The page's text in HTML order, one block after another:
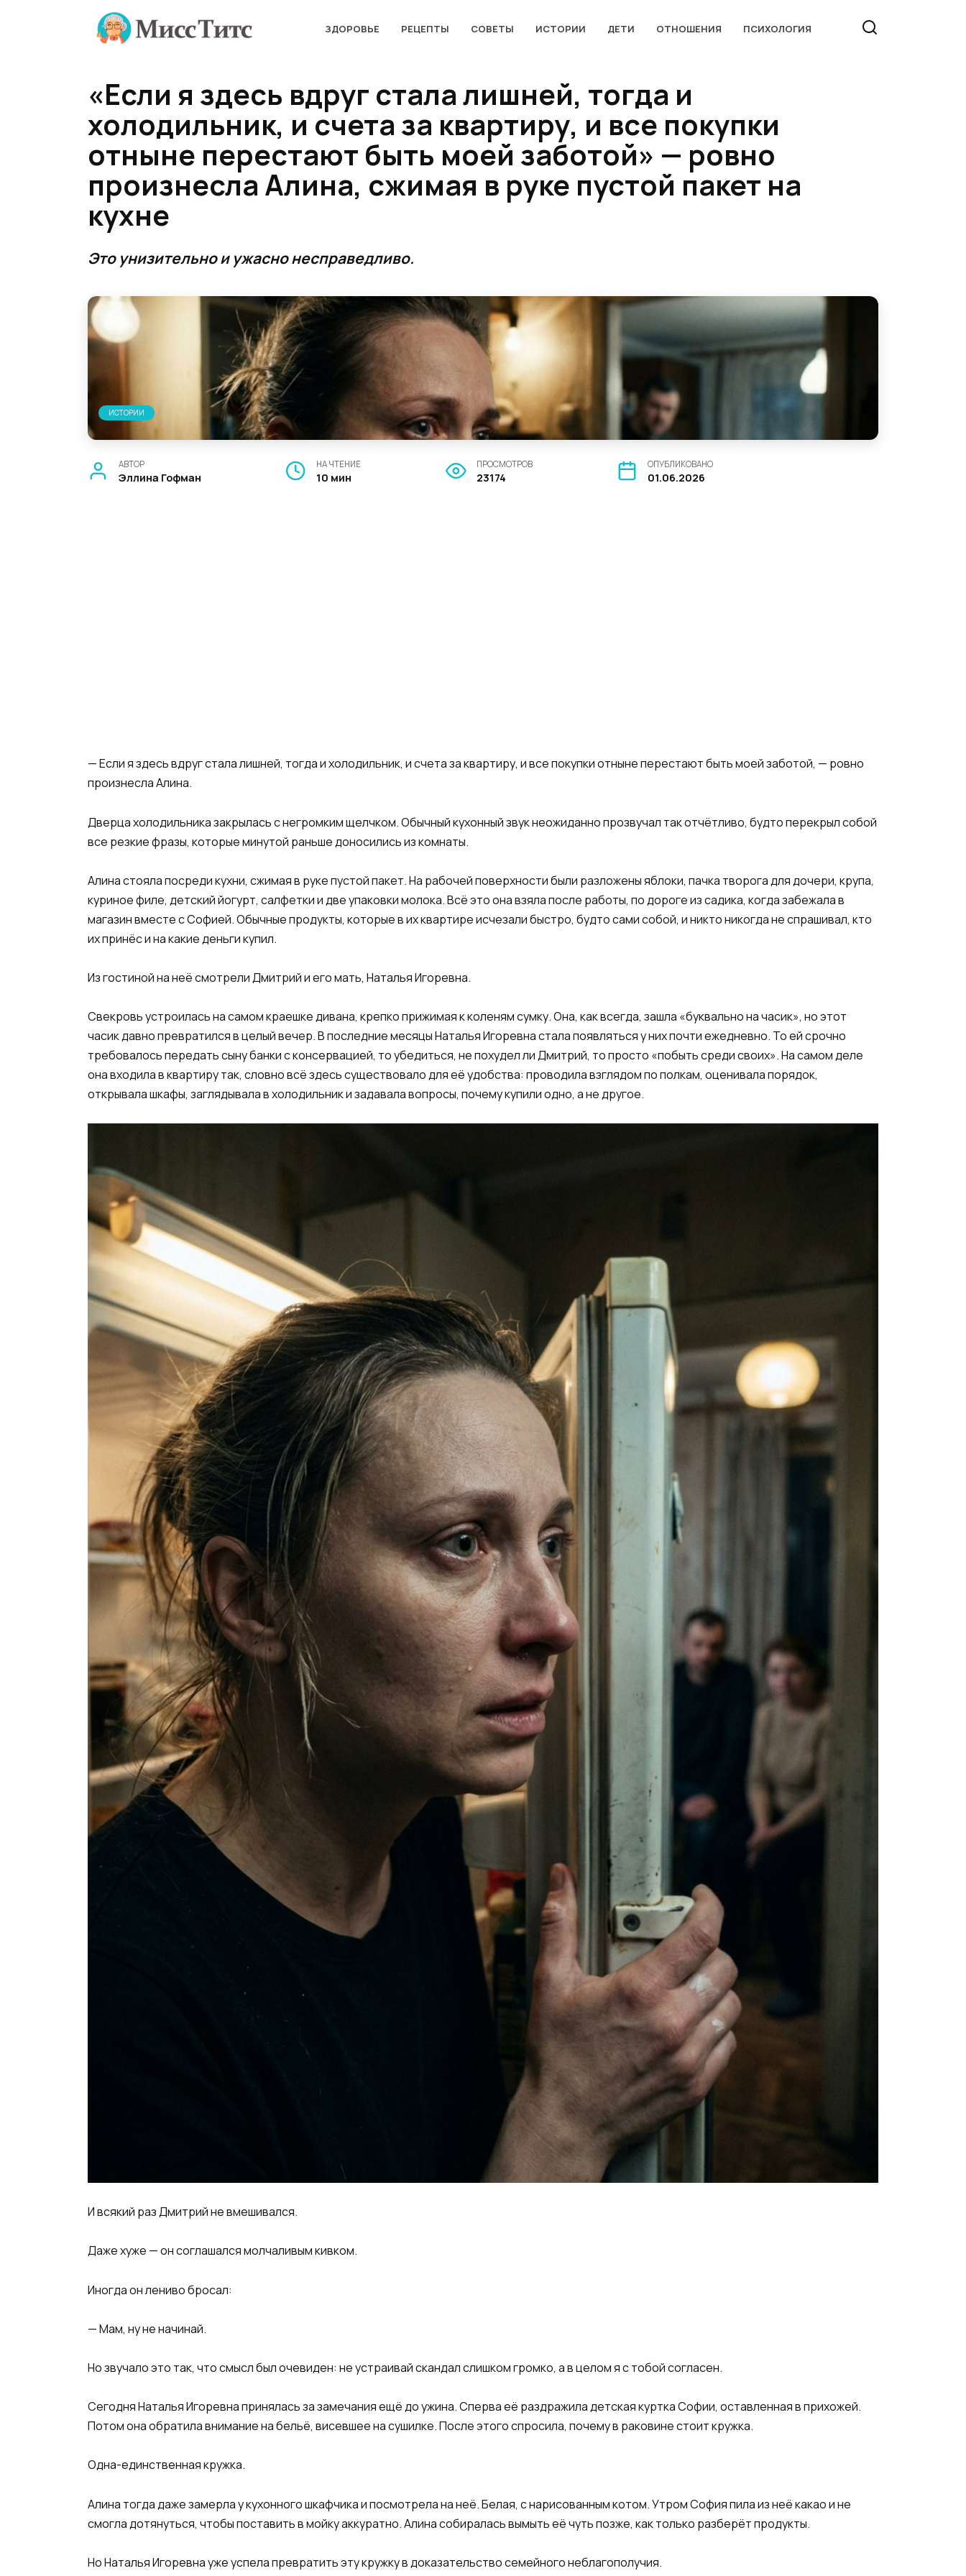
ЗДОРОВЬЕ РЕЦЕПТЫ СОВЕТЫ ИСТОРИИ ДЕТИ ОТНОШЕНИЯ ПСИХОЛОГИЯ
«Если я здесь вдруг стала лишней, тогда и
холодильник, и счета за квартиру, и все покупки
отныне перестают быть моей заботой» — ровно
произнесла Алина, сжимая в руке пустой пакет на
кухне
Это унизительно и ужасно несправедливо.
ИСТОРИИ
АВТОР
Эллина Гофман
НА ЧТЕНИЕ
10 мин
ПРОСМОТРОВ
23174
ОПУБЛИКОВАНО
01.06.2026
— Если я здесь вдруг стала лишней, тогда и холодильник, и счета за квартиру, и все покупки отныне перестают быть моей заботой, — ровно
произнесла Алина.
Дверца холодильника закрылась с негромким щелчком. Обычный кухонный звук неожиданно прозвучал так отчётливо, будто перекрыл собой
все резкие фразы, которые минутой раньше доносились из комнаты.
Алина стояла посреди кухни, сжимая в руке пустой пакет. На рабочей поверхности были разложены яблоки, пачка творога для дочери, крупа,
куриное филе, детский йогурт, салфетки и две упаковки молока. Всё это она взяла после работы, по дороге из садика, когда забежала в
магазин вместе с Софией. Обычные продукты, которые в их квартире исчезали быстро, будто сами собой, и никто никогда не спрашивал, кто
их принёс и на какие деньги купил.
Из гостиной на неё смотрели Дмитрий и его мать, Наталья Игоревна.
Свекровь устроилась на самом краешке дивана, крепко прижимая к коленям сумку. Она, как всегда, зашла «буквально на часик», но этот
часик давно превратился в целый вечер. В последние месяцы Наталья Игоревна стала появляться у них почти ежедневно. То ей срочно
требовалось передать сыну банки с консервацией, то убедиться, не похудел ли Дмитрий, то просто «побыть среди своих». На самом деле
она входила в квартиру так, словно всё здесь существовало для её удобства: проводила взглядом по полкам, оценивала порядок,
открывала шкафы, заглядывала в холодильник и задавала вопросы, почему купили одно, а не другое.
И всякий раз Дмитрий не вмешивался.
Даже хуже — он соглашался молчаливым кивком.
Иногда он лениво бросал:
— Мам, ну не начинай.
Но звучало это так, что смысл был очевиден: не устраивай скандал слишком громко, а в целом я с тобой согласен.
Сегодня Наталья Игоревна принялась за замечания ещё до ужина. Сперва её раздражила детская куртка Софии, оставленная в прихожей.
Потом она обратила внимание на бельё, висевшее на сушилке. После этого спросила, почему в раковине стоит кружка.
Одна-единственная кружка.
Алина тогда даже замерла у кухонного шкафчика и посмотрела на неё. Белая, с нарисованным котом. Утром София пила из неё какао и не
смогла дотянуться, чтобы поставить в мойку аккуратно. Алина собиралась вымыть её чуть позже, как только разберёт продукты.
Но Наталья Игоревна уже успела превратить эту кружку в доказательство семейного неблагополучия.